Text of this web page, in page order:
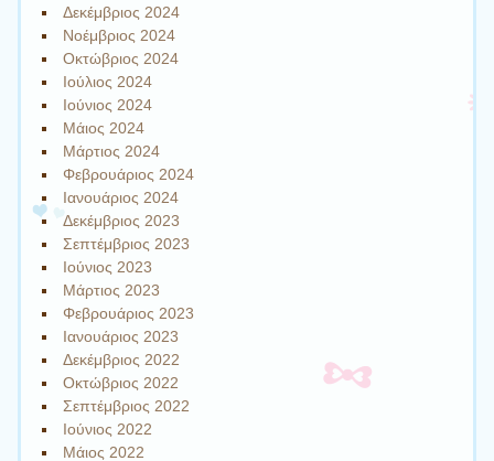
Δεκέμβριος 2024
Νοέμβριος 2024
Οκτώβριος 2024
Ιούλιος 2024
Ιούνιος 2024
Μάιος 2024
Μάρτιος 2024
Φεβρουάριος 2024
Ιανουάριος 2024
Δεκέμβριος 2023
Σεπτέμβριος 2023
Ιούνιος 2023
Μάρτιος 2023
Φεβρουάριος 2023
Ιανουάριος 2023
Δεκέμβριος 2022
Οκτώβριος 2022
Σεπτέμβριος 2022
Ιούνιος 2022
Μάιος 2022